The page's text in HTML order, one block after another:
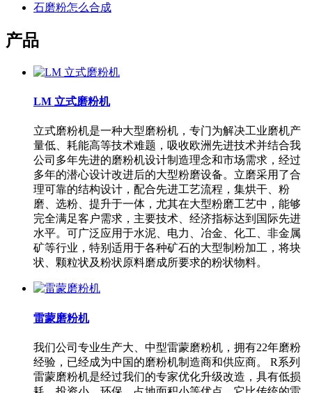
石磨粉怎么合成
产品
LM 立式磨粉机
立式磨粉机是一种大型磨粉机，专门为解决工业磨机产
量低、耗能高等技术难题，吸收欧洲先进技术并结合我
公司多年先进的磨粉机设计制造理念和市场需求，经过
多年的潜心设计改进后的大型粉磨设备。立磨采用了合
理可靠的结构设计，配合先进工艺流程，集烘干、粉
磨、选粉、提升于一体，尤其在大型粉磨工艺中，能够
完全满足客户需求，主要技术、经济指标达到国际先进
水平。可广泛应用于水泥、电力、冶金、化工、非金属
矿等行业，特别适用于各种矿石的大型制粉加工，将块
状、颗粒状及粉状原料磨成所要求的粉状物料。
雷蒙磨粉机
我们公司专业生产大、中型雷蒙磨粉机，拥有22年磨粉
经验，已经成为中国的磨粉机制造商和供应商。 R系列
雷蒙磨粉机是经过我们的专家优化升级改造，具有低损